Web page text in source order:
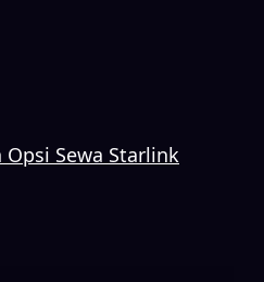
Sewa Starlink